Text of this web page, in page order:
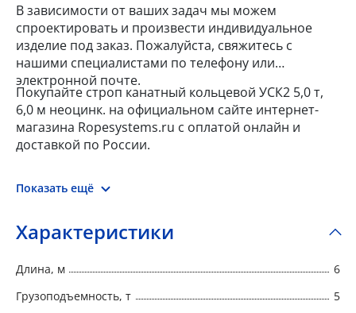
В зависимости от ваших задач мы можем
спроектировать и произвести индивидуальное
изделие под заказ. Пожалуйста, свяжитесь с
нашими специалистами по телефону или
электронной почте.
Покупайте строп канатный кольцевой УСК2 5,0 т,
6,0 м неоцинк. на официальном сайте интернет-
магазина Ropesystems.ru с оплатой онлайн и
доставкой по России.
Показать ещё
Характеристики
Длина, м
6
Грузоподъемность, т
5